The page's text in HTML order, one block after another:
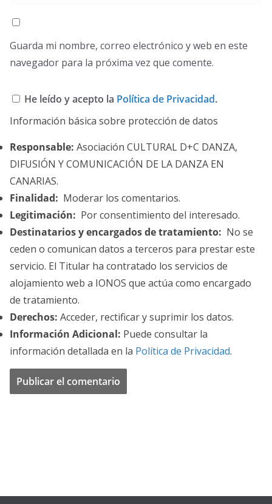
Guarda mi nombre, correo electrónico y web en este
navegador para la próxima vez que comente.
He leído y acepto la Política de Privacidad.
Información básica sobre protección de datos
Responsable: Asociación CULTURAL D+C DANZA,
DIFUSIÓN Y COMUNICACIÓN DE LA DANZA EN
CANARIAS.
Finalidad: Moderar los comentarios.
Legitimación: Por consentimiento del interesado.
Destinatarios y encargados de tratamiento: No se
ceden o comunican datos a terceros para prestar este
servicio. El Titular ha contratado los servicios de
alojamiento web a IONOS que actúa como encargado
de tratamiento.
Derechos: Acceder, rectificar y suprimir los datos.
Información Adicional: Puede consultar la
información detallada en la Política de Privacidad.